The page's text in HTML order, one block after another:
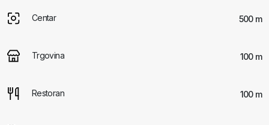
Centar 500 m
Trgovina 100 m
Restoran 100 m